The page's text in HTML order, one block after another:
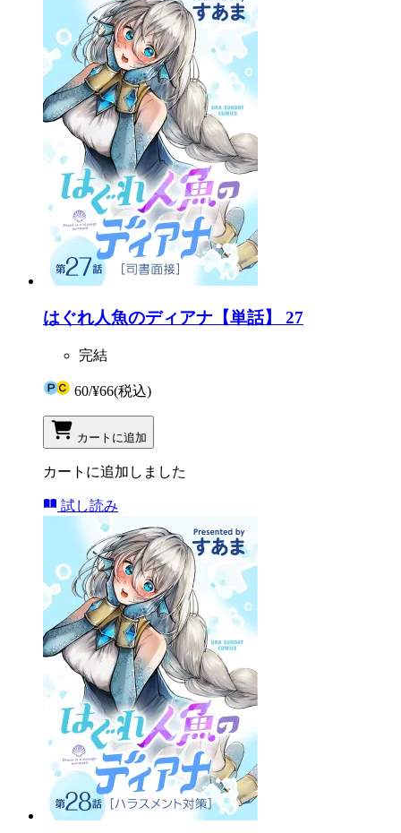
はぐれ人魚のディアナ【単話】 27
完結
60/¥66(税込)
カートに追加
カートに追加しました
試し読み